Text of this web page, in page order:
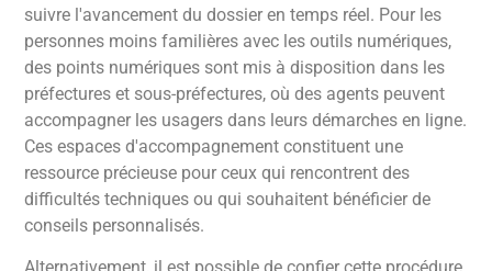
suivre l'avancement du dossier en temps réel. Pour les
personnes moins familières avec les outils numériques,
des points numériques sont mis à disposition dans les
préfectures et sous-préfectures, où des agents peuvent
accompagner les usagers dans leurs démarches en ligne.
Ces espaces d'accompagnement constituent une
ressource précieuse pour ceux qui rencontrent des
difficultés techniques ou qui souhaitent bénéficier de
conseils personnalisés.